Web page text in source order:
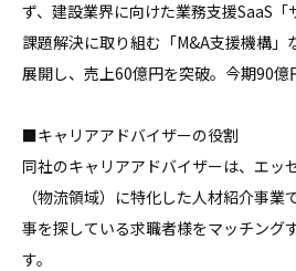
ず、建設業界に向けた業務支援SaaS
課題解決に取り組む「M&A支援機構」
展開し、売上60億円を突破。今期90億
■キャリアアドバイザーの役割
同社のキャリアアドバイザーは、エッ
（物流領域）に特化した人材紹介事
事を探している求職者様をマッチング
す。